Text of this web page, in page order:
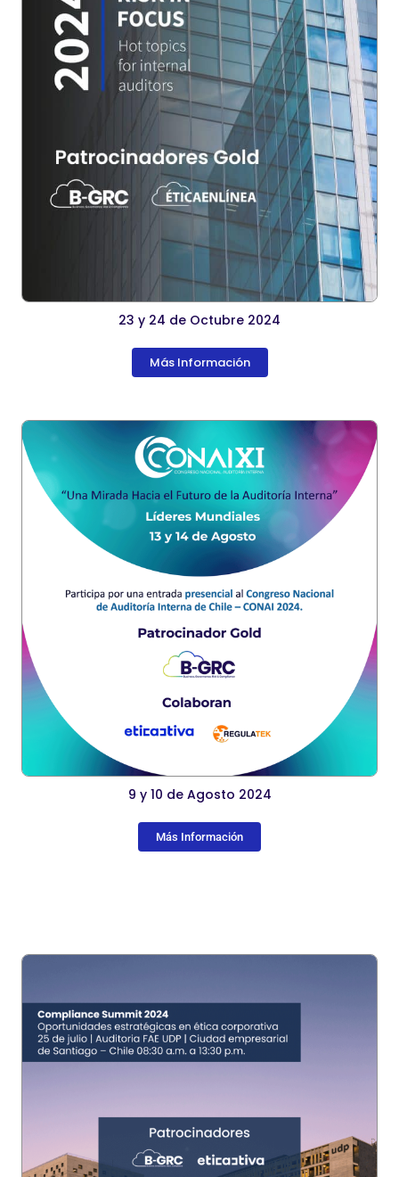
23 y 24 de Octubre 2024
Más Información
9 y 10 de Agosto 2024
Más Información